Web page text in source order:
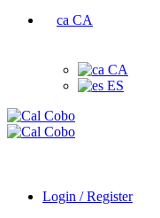
CA
CA
ES
Login / Register